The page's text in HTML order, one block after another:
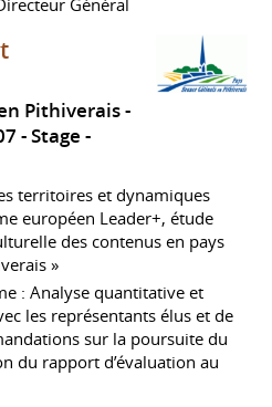
Pithiverais
Stage
territoires et dynamiques
européen Leader+, étude
des contenus en pays
»
: Analyse quantitative et
les représentants élus et de
sur la poursuite du
du rapport d’évaluation au